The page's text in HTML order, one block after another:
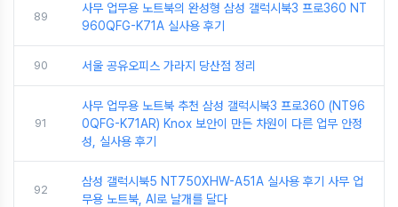
89
사무 업무용 노트북의 완성형 삼성 갤럭시북3 프로360 NT
960QFG-K71A 실사용 후기
90 서울 공유오피스 가라지 당산점 정리
91
사무 업무용 노트북 추천 삼성 갤럭시북3 프로360 (NT96
0QFG-K71AR) Knox 보안이 만든 차원이 다른 업무 안정
성, 실사용 후기
92
삼성 갤럭시북5 NT750XHW-A51A 실사용 후기 사무 업
무용 노트북, AI로 날개를 달다